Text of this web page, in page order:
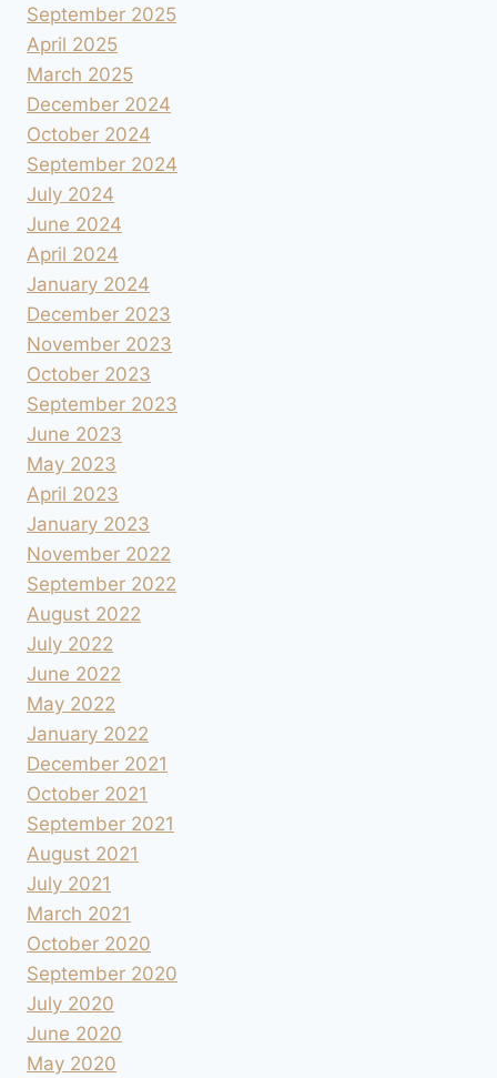
September 2025
April 2025
March 2025
December 2024
October 2024
September 2024
July 2024
June 2024
April 2024
January 2024
December 2023
November 2023
October 2023
September 2023
June 2023
May 2023
April 2023
January 2023
November 2022
September 2022
August 2022
July 2022
June 2022
May 2022
January 2022
December 2021
October 2021
September 2021
August 2021
July 2021
March 2021
October 2020
September 2020
July 2020
June 2020
May 2020